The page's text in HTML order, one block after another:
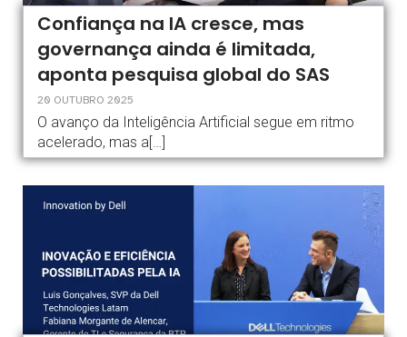
Confiança na IA cresce, mas
governança ainda é limitada,
aponta pesquisa global do SAS
20 OUTUBRO 2025
O avanço da Inteligência Artificial segue em ritmo
acelerado, mas a[…]